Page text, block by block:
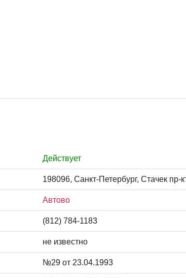
Действует
198096, Санкт-Петербург, Стачек пр-
Автово
(812) 784-1183
не известно
№29 от 23.04.1993